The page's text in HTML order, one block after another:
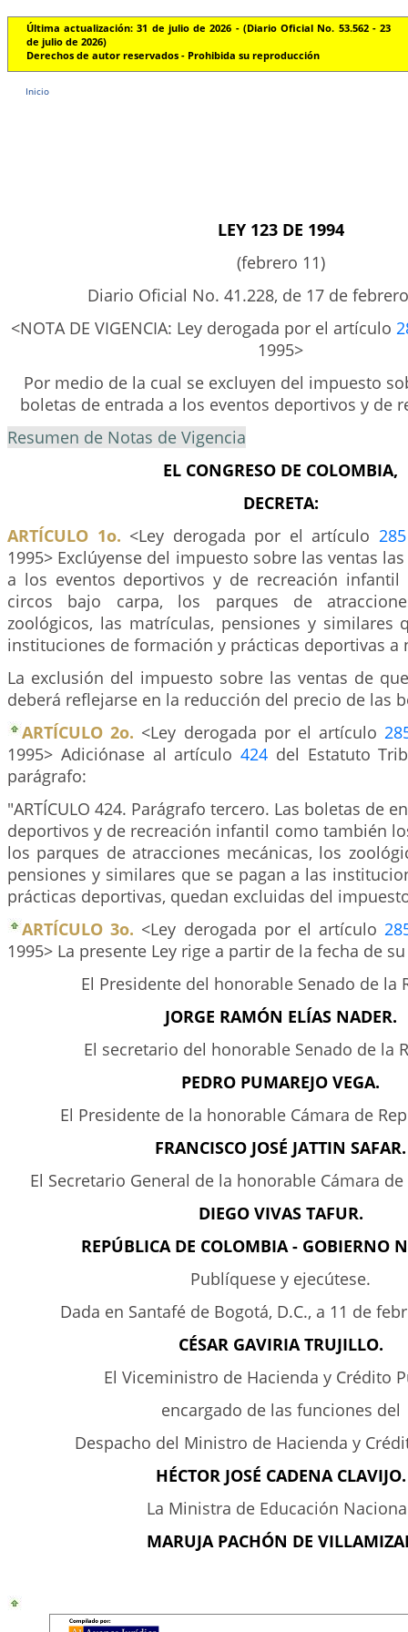
Última actualización: 31 de julio de 2026 - (Diario Oficial No. 53.562 - 23
de julio de 2026)
Derechos de autor reservados - Prohibida su reproducción
Inicio
LEY 123 DE 1994
(febrero 11)
Diario Oficial No. 41.228, de 17 de
<NOTA DE VIGENCIA: Ley derogada por el artículo
1995>
Por medio de la cual se excluyen del impuesto
boletas de entrada a los eventos deportivos y de
Resumen de Notas de Vigencia
EL CONGRESO DE COLOMBIA,
DECRETA:
ARTÍCULO 1o. <Ley derogada por el artículo 285
1995> Exclúyense del impuesto sobre las ventas
a los eventos deportivos y de recreación
circos bajo carpa, los parques de
zoológicos, las matrículas, pensiones y similares
instituciones de formación y prácticas deportivas a
La exclusión del impuesto sobre las ventas de
deberá reflejarse en la reducción del precio de las
ARTÍCULO 2o. <Ley derogada por el artículo
1995> Adiciónase al artículo424 del Estatuto
parágrafo:
"ARTÍCULO 424. Parágrafo tercero. Las boletas de
deportivos y de recreación infantil como también
los parques de atracciones mecánicas, los
pensiones y similares que se pagan a las
prácticas deportivas, quedan excluidas del
ARTÍCULO 3o. <Ley derogada por el artículo
1995> La presente Ley rige a partir de la fecha de
El Presidente del honorable Senado de la
JORGE RAMÓN ELÍAS NADER.
El secretario del honorable Senado de la
PEDRO PUMAREJO VEGA.
El Presidente de la honorable Cámara de
FRANCISCO JOSÉ JATTIN SAFAR.
El Secretario General de la honorable Cámara
DIEGO VIVAS TAFUR.
REPÚBLICA DE COLOMBIA - GOBIERNO
Publíquese y ejecútese.
Dada en Santafé de Bogotá, D.C., a 11 de
CÉSAR GAVIRIA TRUJILLO.
El Viceministro de Hacienda y Crédito
encargado de las funciones del
Despacho del Ministro de Hacienda y
HÉCTOR JOSÉ CADENA CLAVIJO.
La Ministra de Educación
MARUJA PACHÓN DE